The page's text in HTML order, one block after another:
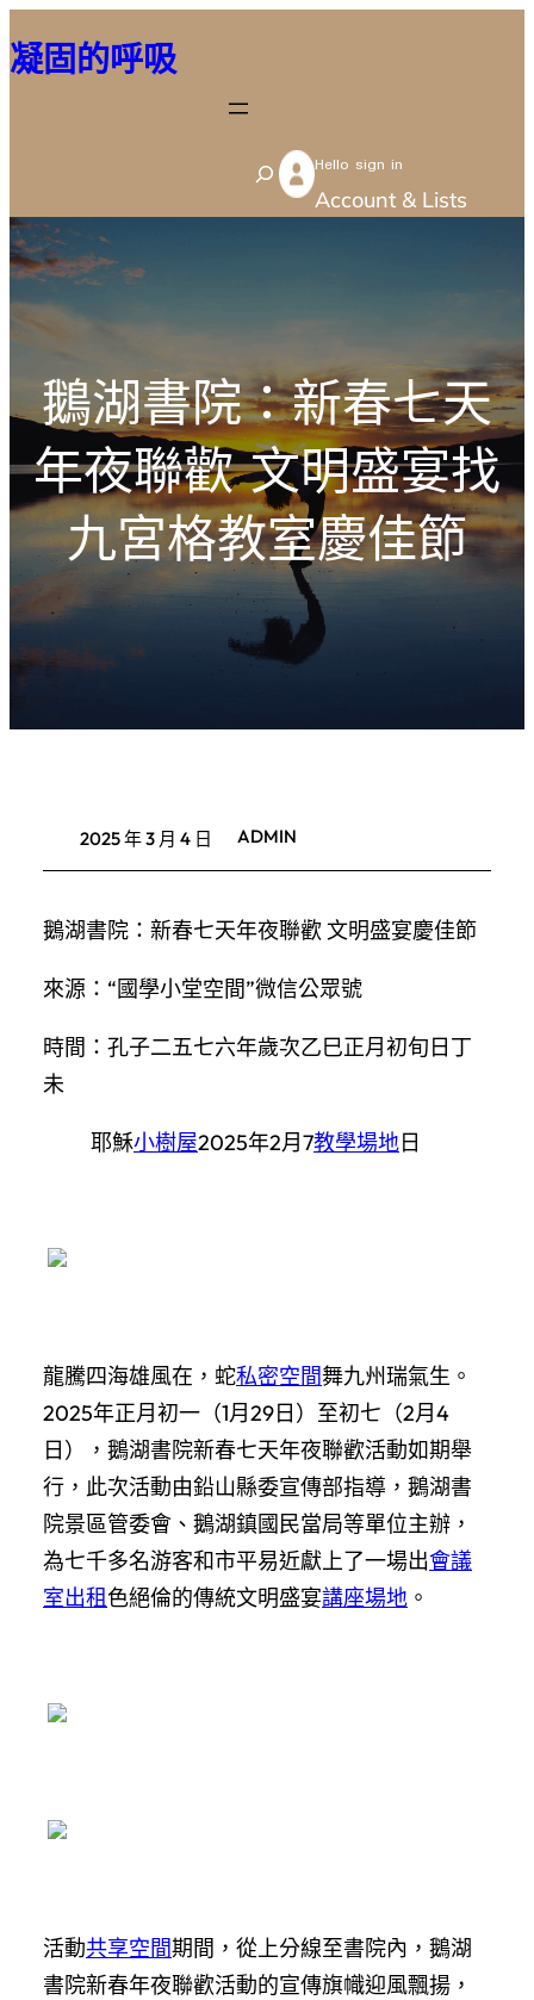
至
容
凝固的呼吸
S
e
Hello sign in
Account & Lists
鵝湖書院：新春七天
年夜聯歡 文明盛宴找
九宮格教室慶佳節
2025 年 3 月 4 日 ADMIN
鵝湖書院：新春七天年夜聯歡 文明盛宴慶佳節
來源：“國學小堂空間”微信公眾號
時間：孔子二五七六年歲次乙巳正月初旬日丁
未
耶穌小樹屋2025年2月7教學場地日
龍騰四海雄風在，蛇私密空間舞九州瑞氣生。
2025年正月初一（1月29日）至初七（2月4
日），鵝湖書院新春七天年夜聯歡活動如期舉
行，此次活動由鉛山縣委宣傳部指導，鵝湖書
院景區管委會、鵝湖鎮國民當局等單位主辦，
為七千多名游客和市平易近獻上了一場出會議
室出租色絕倫的傳統文明盛宴講座場地 。
活動共享空間期間，從上分線至書院內，鵝湖
書院新春年夜聯歡活動的宣傳旗幟迎風飄揚，